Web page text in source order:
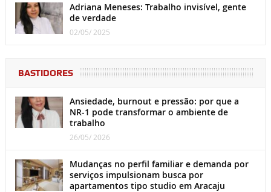
Adriana Meneses: Trabalho invisível, gente
de verdade
02/05/ 2025
BASTIDORES
Ansiedade, burnout e pressão: por que a
NR-1 pode transformar o ambiente de
trabalho
26/05/ 2026
Mudanças no perfil familiar e demanda por
serviços impulsionam busca por
apartamentos tipo studio em Aracaju